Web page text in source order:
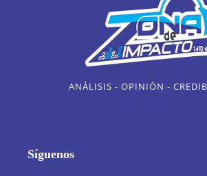
ANÁLISIS - OPINIÓN -
Síguenos